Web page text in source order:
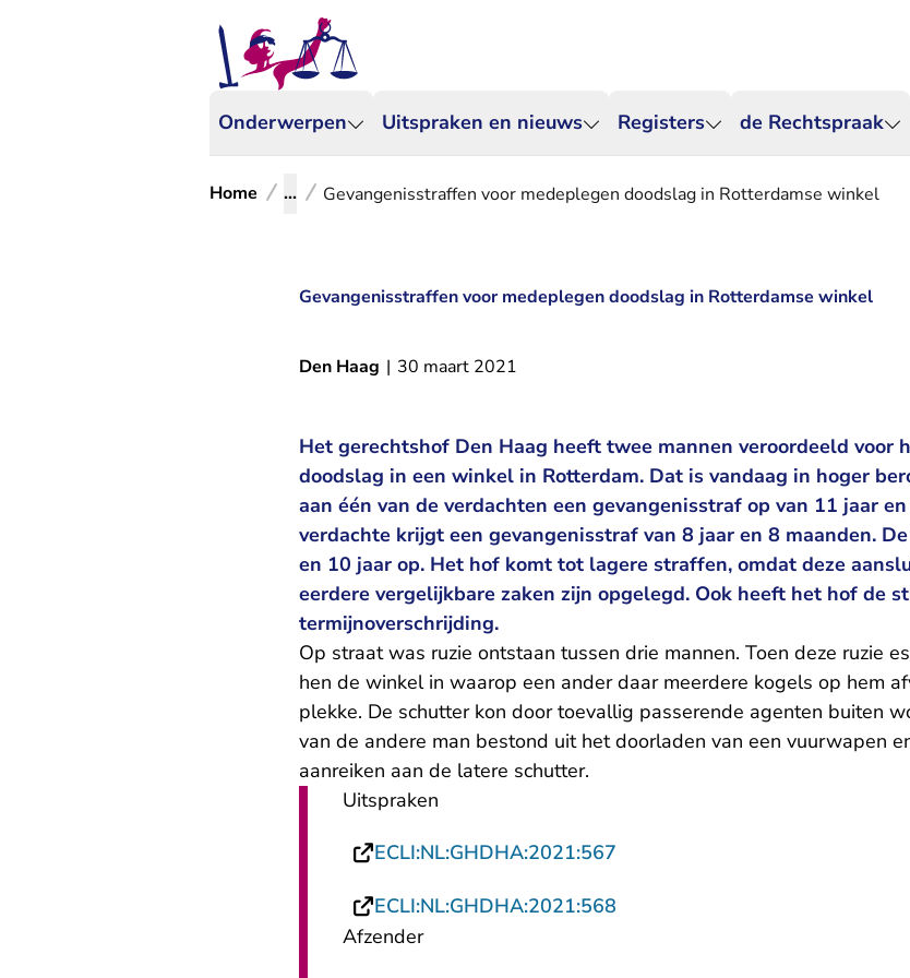
Onderwerpen Uitspraken en nieuws Registers de Rechtspraak
Home ... Gevangenisstraffen voor medeplegen doodslag in Rotterdamse winkel
Gevangenisstraffen voor medeplegen doodslag in Rotterdamse winkel
Den Haag | 30 maart 2021
Het gerechtshof Den Haag heeft twee mannen veroordeeld voor
doodslag in een winkel in Rotterdam. Dat is vandaag in hoger
aan één van de verdachten een gevangenisstraf op van 11 jaar
verdachte krijgt een gevangenisstraf van 8 jaar en 8 maanden.
en 10 jaar op. Het hof komt tot lagere straffen, omdat deze
eerdere vergelijkbare zaken zijn opgelegd. Ook heeft het hof de
termijnoverschrijding.
Op straat was ruzie ontstaan tussen drie mannen. Toen deze ruzie
hen de winkel in waarop een ander daar meerdere kogels op hem
plekke. De schutter kon door toevallig passerende agenten buiten
van de andere man bestond uit het doorladen van een vuurwapen
aanreiken aan de latere schutter.
Uitspraken
ECLI:NL:GHDHA:2021:567
ECLI:NL:GHDHA:2021:568
Afzender